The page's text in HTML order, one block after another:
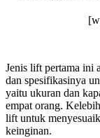
Jenis lift pertama ini
dan spesifikasinya
yaitu ukuran dan
empat orang.
lift untuk
keinginan.